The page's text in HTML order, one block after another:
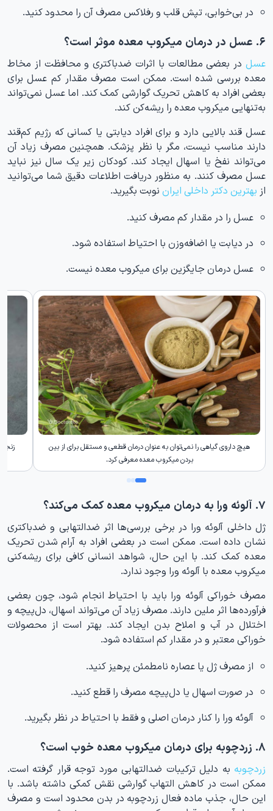
در بی‌خوابی، تپش قلب و رفلاکس مصرف آن را محدود کنید.
۶. عسل در درمان میکروب معده موثر است؟
عسل در بعضی مطالعات با اثرات ضدباکتری و محافظت از مخاط
معده بررسی شده است. ممکن است مصرف مقدار کم عسل برای
بعضی افراد به کاهش تحریک گوارشی کمک کند. اما عسل نمی‌تواند
به‌تنهایی میکروب معده را ریشه‌کن کند.
عسل قند بالایی دارد و برای افراد دیابتی یا کسانی که رژیم کم‌قند
دارند مناسب نیست، مگر با نظر پزشک. همچنین مصرف زیاد آن
می‌تواند نفخ یا اسهال ایجاد کند. کودکان زیر یک سال نیز نباید
عسل مصرف کنند. به منظور دریافت اطلاعات دقیق شما می‌توانید
از بهترین دکتر داخلی ایران نوبت بگیرید.
عسل را در مقدار کم مصرف کنید.
در دیابت یا اضافه‌وزن با احتیاط استفاده شود.
عسل درمان جایگزین برای میکروب معده نیست.
هیچ داروی گیاهی را نمی‌توان به عنوان درمان قطعی و مستقل برای از بین
بردن میکروب معده معرفی کرد.
۷. آلوئه ورا به درمان میکروب معده کمک می‌کند؟
ژل داخلی آلوئه ورا در برخی بررسی‌ها اثر ضدالتهابی و ضدباکتری
نشان داده است. ممکن است در بعضی افراد به آرام شدن تحریک
معده کمک کند. با این حال، شواهد انسانی کافی برای ریشه‌کنی
میکروب معده با آلوئه ورا وجود ندارد.
مصرف خوراکی آلوئه ورا باید با احتیاط انجام شود، چون بعضی
فرآورده‌ها اثر ملین دارند. مصرف زیاد آن می‌تواند اسهال، دل‌پیچه و
اختلال در آب و املاح بدن ایجاد کند. بهتر است از محصولات
خوراکی معتبر و در مقدار کم استفاده شود.
از مصرف ژل یا عصاره نامطمئن پرهیز کنید.
در صورت اسهال یا دل‌پیچه مصرف را قطع کنید.
آلوئه ورا را کنار درمان اصلی و فقط با احتیاط در نظر بگیرید.
۸. زردچوبه برای درمان میکروب معده خوب است؟
زردچوبه به دلیل ترکیبات ضدالتهابی مورد توجه قرار گرفته است.
ممکن است در کاهش التهاب گوارشی نقش کمکی داشته باشد. با
این حال، جذب ماده فعال زردچوبه در بدن محدود است و مصرف